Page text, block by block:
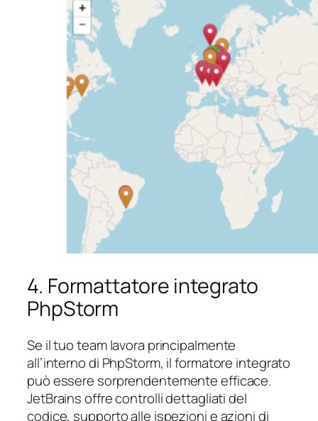
4. Formattatore integrato
PhpStorm
Se il tuo team lavora principalmente
all’interno di PhpStorm, il formatore integrato
può essere sorprendentemente efficace.
JetBrains offre controlli dettagliati del
codice, supporto alle ispezioni e azioni di